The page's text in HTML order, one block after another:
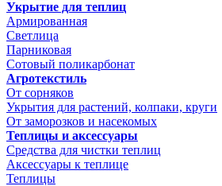
Укрытие для теплиц
Армированная
Светлица
Парниковая
Сотовый поликарбонат
Агротекстиль
От сорняков
Укрытия для растений, колпаки, круги
От заморозков и насекомых
Теплицы и аксессуары
Средства для чистки теплиц
Аксессуары к теплице
Теплицы